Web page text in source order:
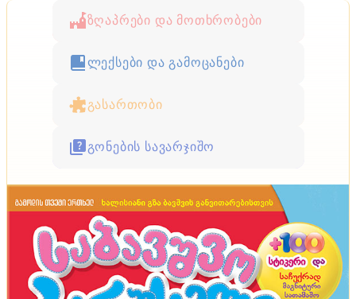
ზღაპრები და მოთხრობები
ლექსები და გამოცანები
გასართობი
გონების სავარჯიშო